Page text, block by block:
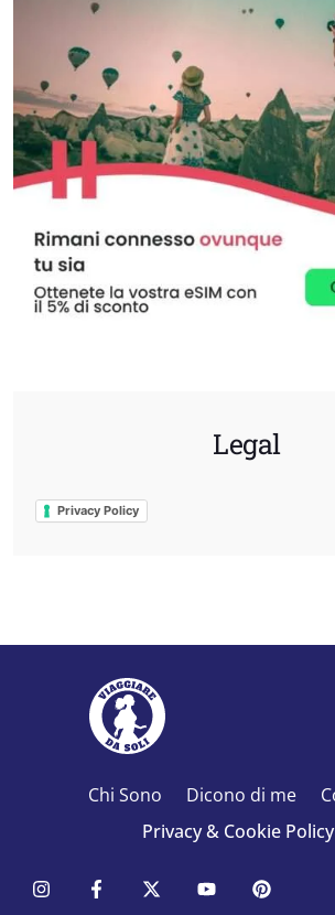
Legal
Privacy Policy
Chi Sono Dicono di me
Privacy & Cookie Policy